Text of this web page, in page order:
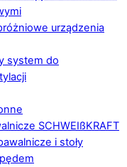
urządzenia
system do
SCHWEIßKRAFT
i stoły